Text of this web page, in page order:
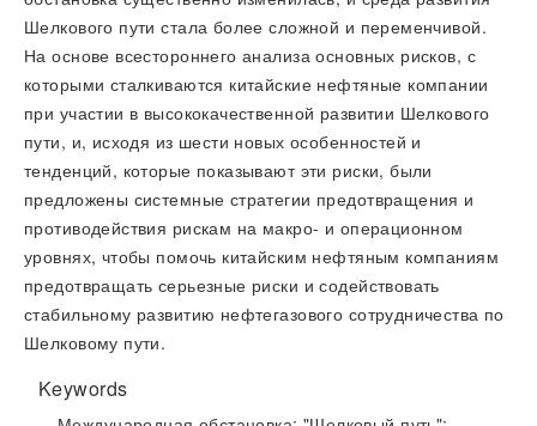
Шелкового пути стала более сложной и переменчивой.
На основе всестороннего анализа основных рисков, с
которыми сталкиваются китайские нефтяные компании
при участии в высококачественной развитии Шелкового
пути, и, исходя из шести новых особенностей и
тенденций, которые показывают эти риски, были
предложены системные стратегии предотвращения и
противодействия рискам на макро- и операционном
уровнях, чтобы помочь китайским нефтяным компаниям
предотвращать серьезные риски и содействовать
стабильному развитию нефтегазового сотрудничества по
Шелковому пути.
Keywords